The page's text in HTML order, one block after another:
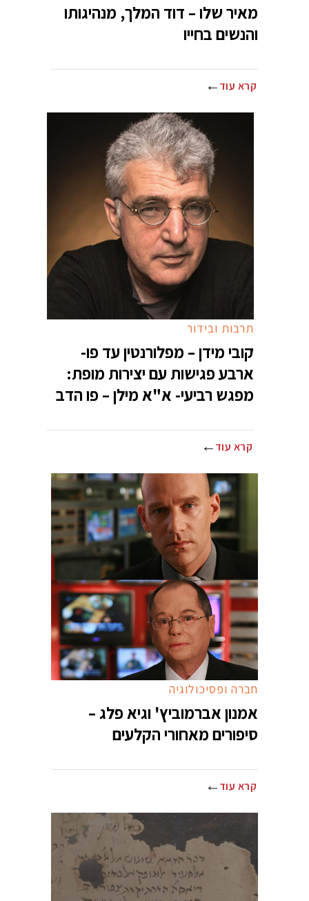
מאיר שלו – דוד המלך, מנהיגותו
והנשים בחייו
קרא עוד
תרבות ובידור
קובי מידן – מפלורנטין עד פו-
ארבע פגישות עם יצירות מופת:
מפגש רביעי- א"א מילן – פו הדב
קרא עוד
חברה ופסיכולוגיה
אמנון אברמוביץ' וגיא פלג –
סיפורים מאחורי הקלעים
קרא עוד